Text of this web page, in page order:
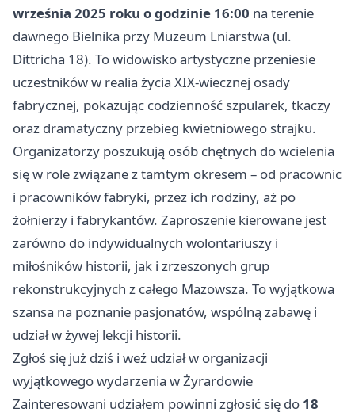
września 2025 roku o godzinie 16:00 na terenie
dawnego Bielnika przy Muzeum Lniarstwa (ul.
Dittricha 18). To widowisko artystyczne przeniesie
uczestników w realia życia XIX-wiecznej osady
fabrycznej, pokazując codzienność szpularek, tkaczy
oraz dramatyczny przebieg kwietniowego strajku.
Organizatorzy poszukują osób chętnych do wcielenia
się w role związane z tamtym okresem – od pracownic
i pracowników fabryki, przez ich rodziny, aż po
żołnierzy i fabrykantów. Zaproszenie kierowane jest
zarówno do indywidualnych wolontariuszy i
miłośników historii, jak i zrzeszonych grup
rekonstrukcyjnych z całego Mazowsza. To wyjątkowa
szansa na poznanie pasjonatów, wspólną zabawę i
udział w żywej lekcji historii.
Zgłoś się już dziś i weź udział w organizacji
wyjątkowego wydarzenia w Żyrardowie
Zainteresowani udziałem powinni zgłosić się do 18